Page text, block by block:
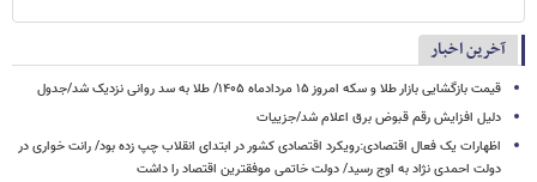
آخرین اخبار
قیمت بازگشایی بازار طلا و سکه امروز ۱۵ مردادماه ۱۴۰۵/ طلا به سد روانی نزدیک شد/جدول
دلیل افزایش رقم قبوض برق اعلام شد/جزییات
اظهارات یک فعال اقتصادی:رویکرد اقتصادی کشور در ابتدای انقلاب چپ زده بود/ رانت خواری در
دولت احمدی نژاد به اوج رسید/ دولت خاتمی موفقترین اقتصاد را داشت